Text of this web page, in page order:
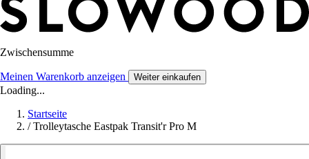
Zwischensumme
Meinen Warenkorb anzeigen Weiter einkaufen
Loading...
Startseite
/ Trolleytasche Eastpak Transit'r Pro M